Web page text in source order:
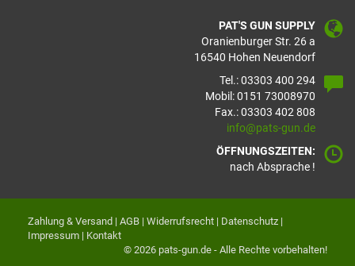
PAT'S GUN SUPPLY
Oranienburger Str. 26 a
16540 Hohen Neuendorf
Tel.: 03303 400 294
Mobil: 0151 73008970
Fax.: 03303 402 808
info@pats-gun.de
ÖFFNUNGSZEITEN:
nach Absprache !
Zahlung & Versand | AGB | Widerrufsrecht | Datenschutz |
Impressum | Kontakt
© 2026 pats-gun.de - Alle Rechte vorbehalten!